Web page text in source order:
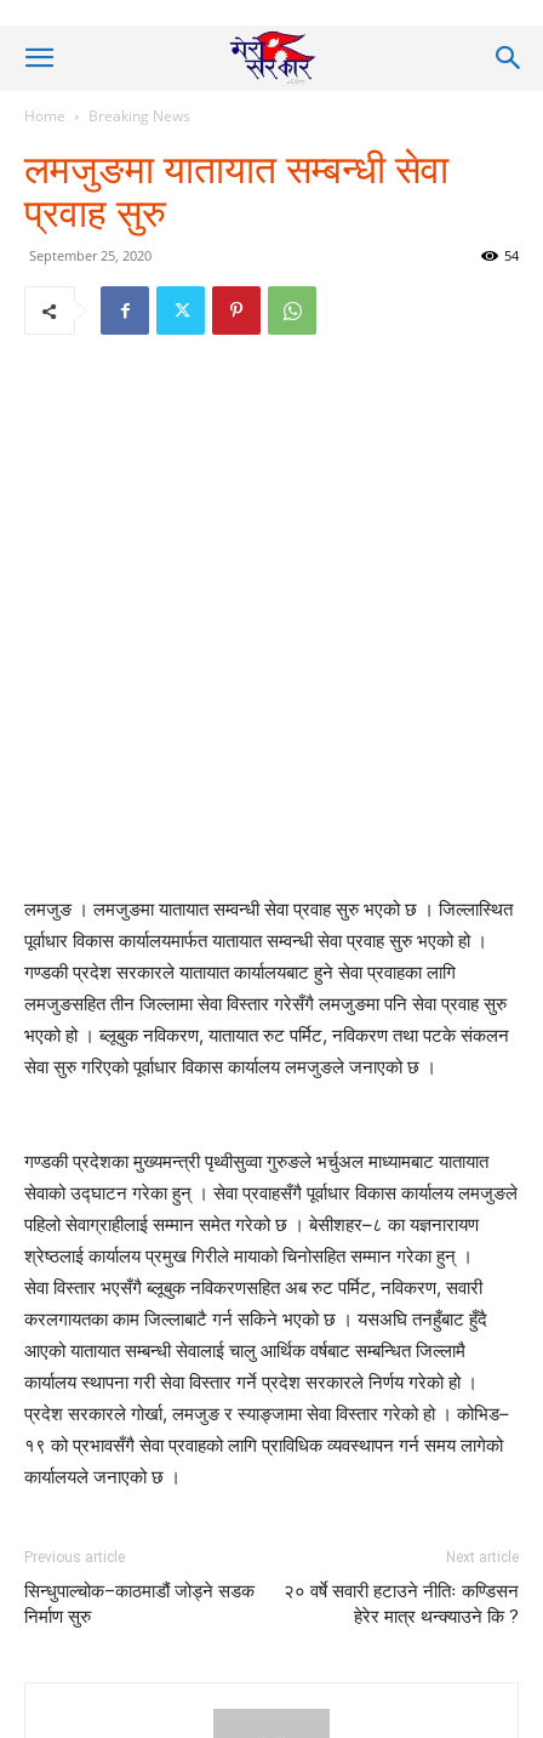
Home Breaking News
लमजुङमा यातायात सम्बन्धी सेवा
प्रवाह सुरु
September 25, 2020 54
लमजुङ । लमजुङमा यातायात सम्वन्धी सेवा प्रवाह सुरु भएको छ । जिल्लास्थित
पूर्वाधार विकास कार्यालयमार्फत यातायात सम्वन्धी सेवा प्रवाह सुरु भएको हो ।
गण्डकी प्रदेश सरकारले यातायात कार्यालयबाट हुने सेवा प्रवाहका लागि
लमजुङसहित तीन जिल्लामा सेवा विस्तार गरेसँगै लमजुङमा पनि सेवा प्रवाह सुरु
भएको हो । ब्लूबुक नविकरण, यातायात रुट पर्मिट, नविकरण तथा पटके संकलन
सेवा सुरु गरिएको पूर्वाधार विकास कार्यालय लमजुङले जनाएको छ ।
गण्डकी प्रदेशका मुख्यमन्त्री पृथ्वीसुव्वा गुरुङले भर्चुअल माध्यामबाट यातायात
सेवाको उद्घाटन गरेका हुन् । सेवा प्रवाहसँगै पूर्वाधार विकास कार्यालय लमजुङले
पहिलो सेवाग्राहीलाई सम्मान समेत गरेको छ । बेसीशहर–८ का यज्ञनारायण
श्रेष्ठलाई कार्यालय प्रमुख गिरीले मायाको चिनोसहित सम्मान गरेका हुन् ।
सेवा विस्तार भएसँगै ब्लूबुक नविकरणसहित अब रुट पर्मिट, नविकरण, सवारी
करलगायतका काम जिल्लाबाटै गर्न सकिने भएको छ । यसअघि तनहुँबाट हुँदै
आएको यातायात सम्बन्धी सेवालाई चालु आर्थिक वर्षबाट सम्बन्धित जिल्लामै
कार्यालय स्थापना गरी सेवा विस्तार गर्ने प्रदेश सरकारले निर्णय गरेको हो ।
प्रदेश सरकारले गोर्खा, लमजुङ र स्याङ्जामा सेवा विस्तार गरेको हो । कोभिड–
१९ को प्रभावसँगै सेवा प्रवाहको लागि प्राविधिक व्यवस्थापन गर्न समय लागेको
कार्यालयले जनाएको छ ।
Previous article
सिन्धुपाल्चोक–काठमाडौं जोड्ने सडक
निर्माण सुरु
Next article
२० वर्षे सवारी हटाउने नीतिः कण्डिसन
हेरेर मात्र थन्क्याउने कि ?